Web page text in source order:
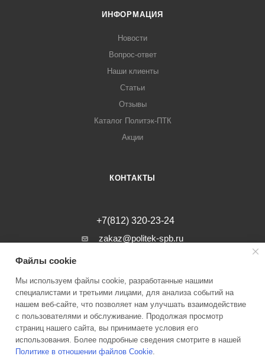
ИНФОРМАЦИЯ
Новости
Вопрос-ответ
Наши клиенты
Статьи
Отзывы
Каталог Политэк-ПТК
Акции
КОНТАКТЫ
+7(812) 320-23-24
zakaz@politek-spb.ru
г. Санкт-Петербург, Минеральная ул, д.
2026 © Инженерные системы Политэк СПБ Все права защищены
Файлы cookie
Мы используем файлы cookie, разработанные нашими
специалистами и третьими лицами, для анализа событий на
нашем веб-сайте, что позволяет нам улучшать взаимодействие
с пользователями и обслуживание. Продолжая просмотр
страниц нашего сайта, вы принимаете условия его
использования. Более подробные сведения смотрите в нашей
Политике в отношении файлов Cookie.